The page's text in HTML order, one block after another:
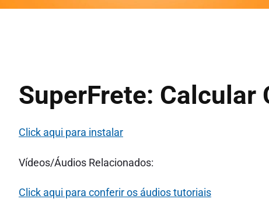
SuperFrete: Calcular
Click aqui para instalar
Vídeos/Áudios Relacionados:
Click aqui para conferir os áudios tutoriais